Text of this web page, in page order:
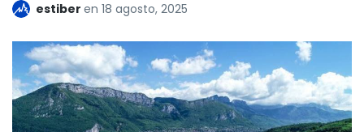
estiber en 18 agosto, 2025